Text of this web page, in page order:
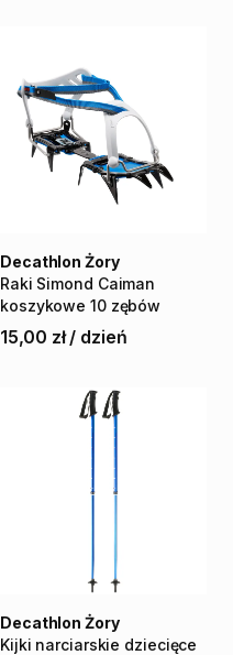
Raki Simond Caiman
koszykowe 10 zębów
Decathlon Żory
15,00 zł / dzień
Kijki narciarskie dziecięce
Decathlon Żory